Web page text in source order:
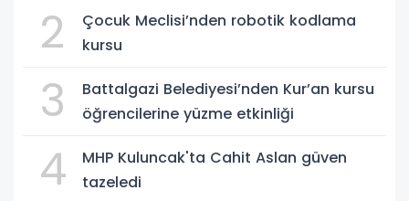
2
Çocuk Meclisi’nden robotik kodlama
kursu
3
Battalgazi Belediyesi’nden Kur’an kursu
öğrencilerine yüzme etkinliği
4
MHP Kuluncak'ta Cahit Aslan güven
tazeledi